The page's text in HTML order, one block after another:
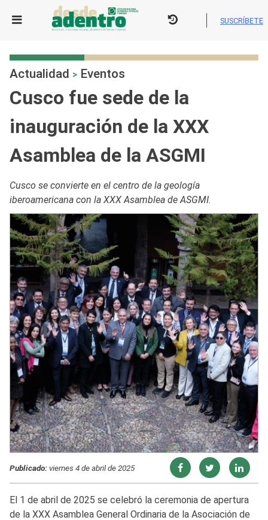
SUSCRÍBETE
Actualidad > Eventos
Cusco fue sede de la
inauguración de la XXX
Asamblea de la ASGMI
Cusco se convierte en el centro de la geología
iberoamericana con la XXX Asamblea de ASGMI.
Publicado:viernes 4 de abril de 2025
El 1 de abril de 2025 se celebró la ceremonia de apertura
de la XXX Asamblea General Ordinaria de la Asociación de